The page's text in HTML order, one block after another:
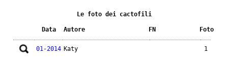
Le foto dei cactofili
Data Autore FN Foto
01-2014 Katy 1